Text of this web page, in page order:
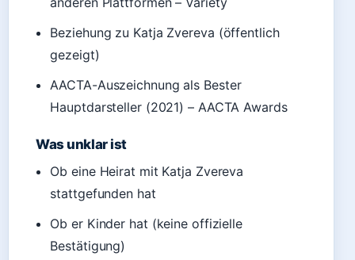
Beziehung zu Katja Zvereva (öffentlich
gezeigt)
AACTA-Auszeichnung als Bester
Hauptdarsteller (2021) – AACTA Awards
Was unklar ist
Ob eine Heirat mit Katja Zvereva
stattgefunden hat
Ob er Kinder hat (keine offizielle
Bestätigung)